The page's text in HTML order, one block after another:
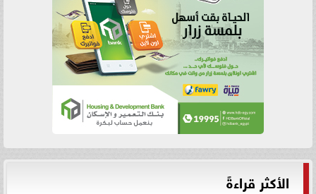
الأكثر قراءةً